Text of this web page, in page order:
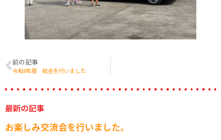
前の記事
令和8年度 総会を行いました
最新の記事
お楽しみ交流会を行いました。